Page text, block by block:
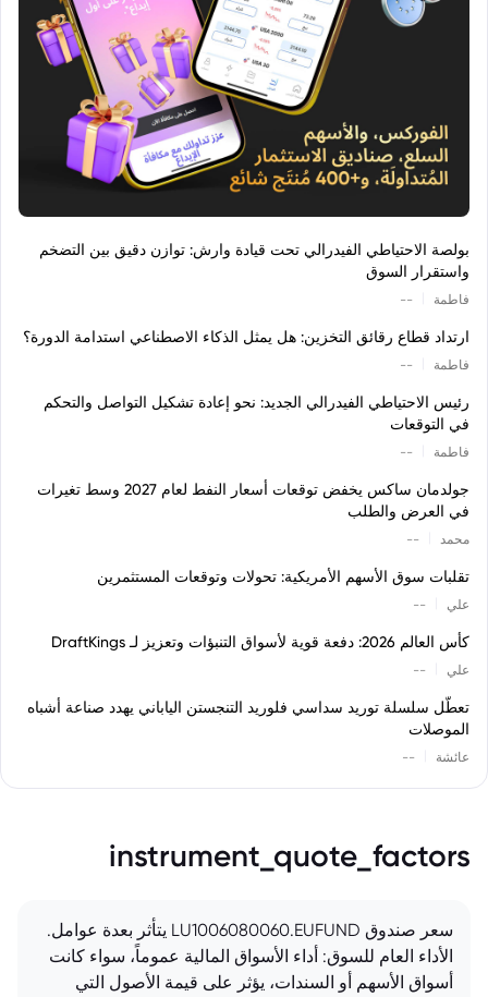
بولصة الاحتياطي الفيدرالي تحت قيادة وارش: توازن دقيق بين التضخم
واستقرار السوق
فاطمة --
ارتداد قطاع رقائق التخزين: هل يمثل الذكاء الاصطناعي استدامة الدورة؟
فاطمة --
رئيس الاحتياطي الفيدرالي الجديد: نحو إعادة تشكيل التواصل والتحكم
في التوقعات
فاطمة --
جولدمان ساكس يخفض توقعات أسعار النفط لعام 2027 وسط تغيرات
في العرض والطلب
محمد --
تقلبات سوق الأسهم الأمريكية: تحولات وتوقعات المستثمرين
علي --
كأس العالم 2026: دفعة قوية لأسواق التنبؤات وتعزيز لـ DraftKings
علي --
تعطّل سلسلة توريد سداسي فلوريد التنجستن الياباني يهدد صناعة أشباه
الموصلات
عائشة --
instrument_quote_factors
سعر صندوق LU1006080060.EUFUND يتأثر بعدة عوامل.
الأداء العام للسوق: أداء الأسواق المالية عموماً، سواء كانت
أسواق الأسهم أو السندات، يؤثر على قيمة الأصول التي